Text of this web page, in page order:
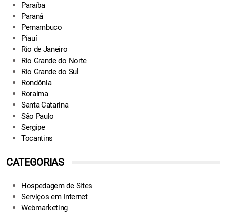
Paraíba
Paraná
Pernambuco
Piauí
Rio de Janeiro
Rio Grande do Norte
Rio Grande do Sul
Rondônia
Roraima
Santa Catarina
São Paulo
Sergipe
Tocantins
CATEGORIAS
Hospedagem de Sites
Serviços em Internet
Webmarketing